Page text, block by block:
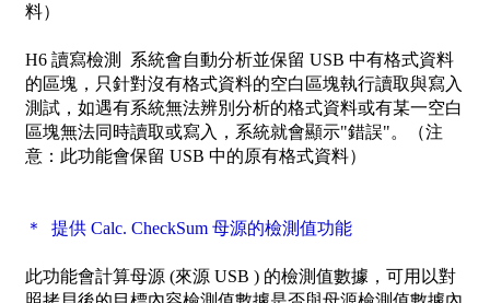
料）
H6 讀寫檢測
系統會自動分析並保留 USB 中有格式資料
的區塊，只針對沒有格式資料的空白區塊執行讀取與寫入
測試，如遇有系統無法辨別分析的格式資料或有某一空白
區塊無法同時讀取或寫入，系統就會顯示"錯誤"。（注
意：此功能會保留 USB 中的原有格式資料）
＊ 提供 Calc. CheckSum 母源的檢測值功能
此功能會計算母源 (來源 USB ) 的檢測值數據，可用以對